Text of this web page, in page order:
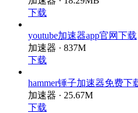
加速器 · 18.29MB
下载
youtube加速器app官网下载
加速器 · 837M
下载
hammer锤子加速器免费下载
加速器 · 25.67M